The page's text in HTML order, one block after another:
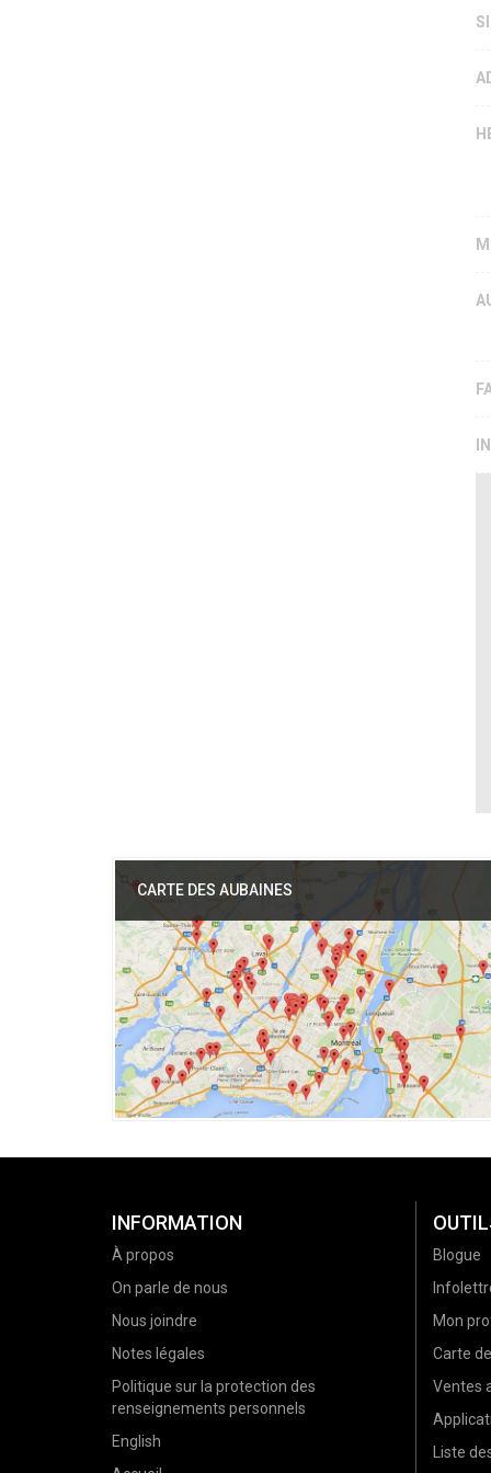
CARTE DES AUBAINES
INFORMATION
À propos
On parle de nous
Nous joindre
Notes légales
Politique sur la protection des
renseignements personnels
English
Blogue
Mon
Carte
Ventes
Liste